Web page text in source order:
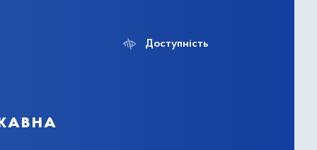
Доступність